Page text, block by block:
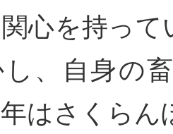
心を持っ
し、自身の
はさくら